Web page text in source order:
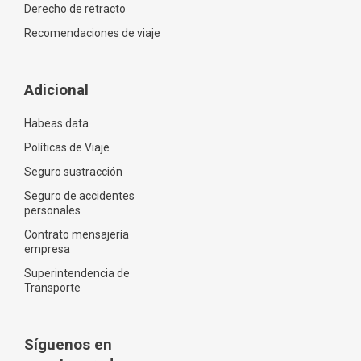
Derecho de retracto
Recomendaciones de viaje
Adicional
Habeas data
Políticas de Viaje
Seguro sustracción
Seguro de accidentes
personales
Contrato mensajería
empresa
Superintendencia de
Transporte
Síguenos en